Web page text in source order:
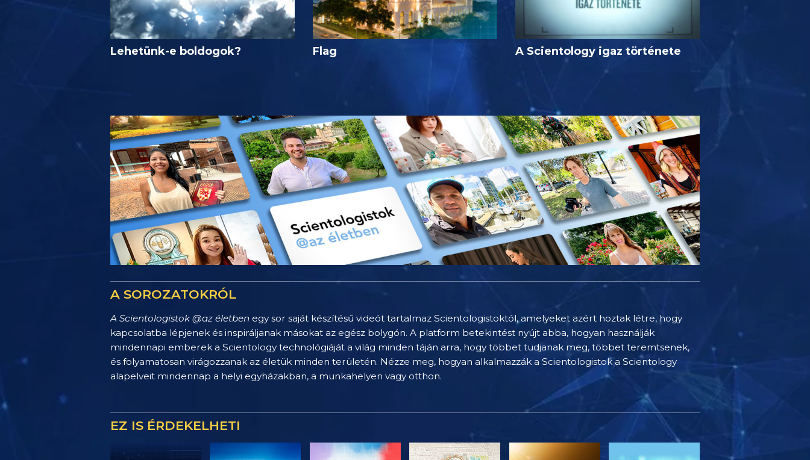
Lehetünk-e boldogok? Flag A Scientology igaz története
A SOROZATOKRÓL
A Scientologistok @az életben egy sor saját készítésű videót tartalmaz Scientologistoktól, amelyeket azért hoztak létre, hogy
kapcsolatba lépjenek és inspiráljanak másokat az egész bolygón. A platform betekintést nyújt abba, hogyan használják
mindennapi emberek a Scientology technológiáját a világ minden táján arra, hogy többet tudjanak meg, többet teremtsenek,
és folyamatosan virágozzanak az életük minden területén. Nézze meg, hogyan alkalmazzák a Scientologistok a Scientology
alapelveit mindennap a helyi egyházakban, a munkahelyen vagy otthon.
EZ IS ÉRDEKELHETI